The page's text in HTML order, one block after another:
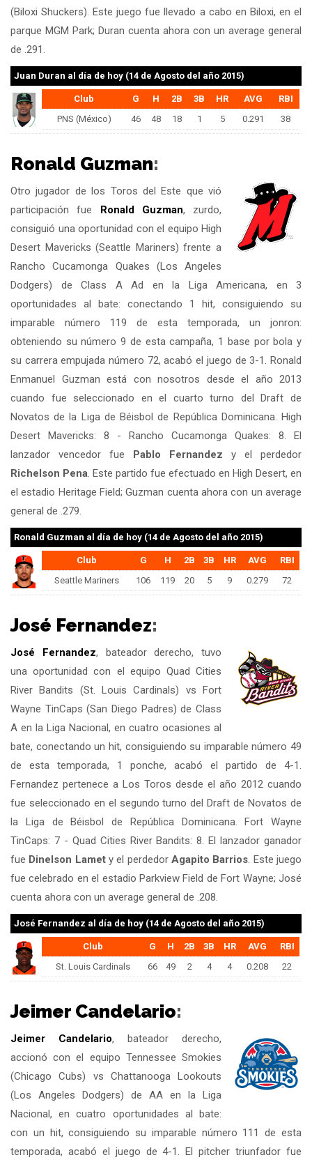
(Biloxi Shuckers). Este juego fue llevado a cabo en Biloxi, en el
parque MGM Park; Duran cuenta ahora con un average general
de .291.
Juan Duran al día de hoy (14 de Agosto del año 2015)
Club G H 2B 3B HR AVG
RBI
PNS (México)
46 48 18 1 5 0.291 38
Ronald Guzman:
Otro jugador de los Toros del Este que vió
participación fue Ronald Guzman, zurdo,
consiguió una oportunidad con el equipo High
Desert Mavericks (Seattle Mariners) frente a
Rancho Cucamonga Quakes (Los Angeles
Dodgers) de Class A Ad en la Liga Americana, en 3
oportunidades al bate: conectando 1 hit, consiguiendo su
imparable número 119 de esta temporada, un jonron:
obteniendo su número 9 de esta campaña, 1 base por bola y
su carrera empujada número 72, acabó el juego de 3-1. Ronald
Enmanuel Guzman está con nosotros desde el año 2013
cuando fue seleccionado en el cuarto turno del Draft de
Novatos de la Liga de Béisbol de República Dominicana. High
Desert Mavericks: 8 - Rancho Cucamonga Quakes: 8. El
lanzador vencedor fue Pablo Fernandez y el perdedor
Richelson Pena. Este partido fue efectuado en High Desert, en
el estadio Heritage Field; Guzman cuenta ahora con un average
general de .279.
Ronald Guzman al día de hoy (14 de Agosto del año 2015)
Club G H 2B 3B HR AVG
RBI
Seattle Mariners
106 119 20 5 9 0.279 72
José Fernandez:
José Fernandez, bateador derecho, tuvo
una oportunidad con el equipo Quad Cities
River Bandits (St. Louis Cardinals) vs Fort
Wayne TinCaps (San Diego Padres) de Class
A en la Liga Nacional, en cuatro ocasiones al
bate, conectando un hit, consiguiendo su imparable número 49
de esta temporada, 1 ponche, acabó el partido de 4-1.
Fernandez pertenece a Los Toros desde el año 2012 cuando
fue seleccionado en el segundo turno del Draft de Novatos de
la Liga de Béisbol de República Dominicana. Fort Wayne
TinCaps: 7 - Quad Cities River Bandits: 8. El lanzador ganador
fue Dinelson Lamety el perdedorAgapito Barrios. Este juego
fue celebrado en el estadio Parkview Field de Fort Wayne; José
cuenta ahora con un average general de .208.
José Fernandez al día de hoy (14 de Agosto del año 2015)
Club G H 2B 3B HR AVG
RBI
St. Louis Cardinals
66 49 2 4 4 0.208 22
Jeimer Candelario:
Jeimer Candelario, bateador derecho,
accionó con el equipo Tennessee Smokies
(Chicago Cubs) vs Chattanooga Lookouts
(Los Angeles Dodgers) de AA en la Liga
Nacional, en cuatro oportunidades al bate:
con un hit, consiguiendo su imparable número 111 de esta
temporada, acabó el juego de 4-1. El pitcher triunfador fue